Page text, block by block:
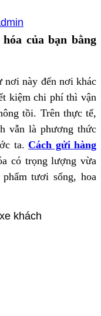
của bạn bằng
nơi này đến nơi khác
kiệm chi phí thì vận
tồi. Trên thực tế,
vẫn là phương thức
ta. Cách gửi hàng
có trọng lượng vừa
tươi sống, hoa